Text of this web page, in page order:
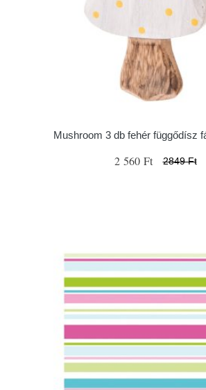
Mushroom 3 db fehér függődísz
2 560 Ft 2849 Ft